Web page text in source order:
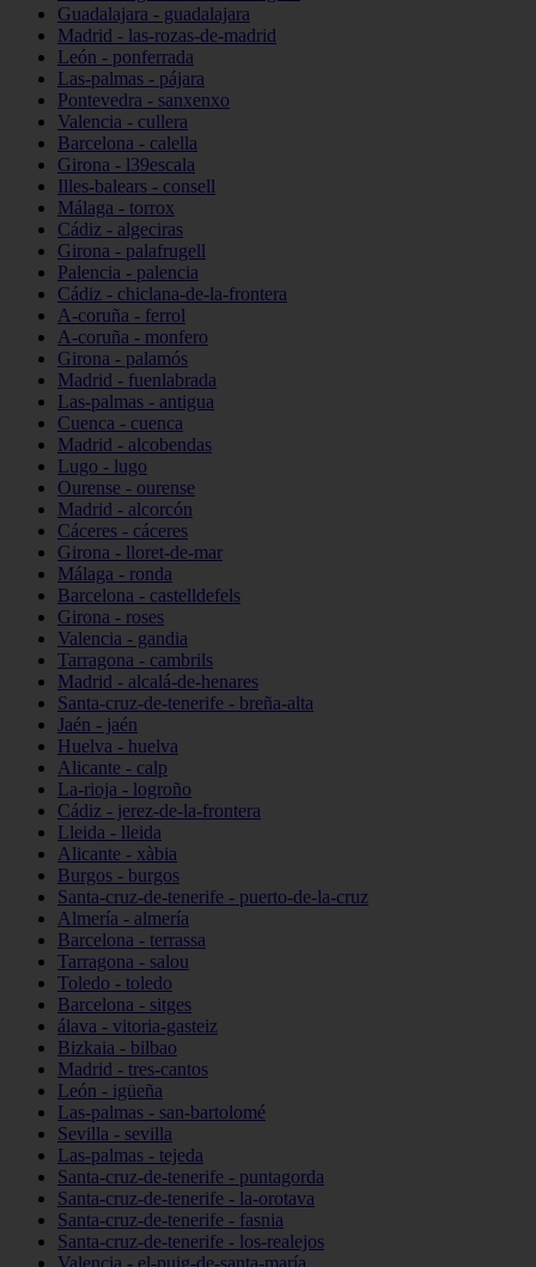
Guadalajara - guadalajara
Madrid - las-rozas-de-madrid
León - ponferrada
Las-palmas - pájara
Pontevedra - sanxenxo
Valencia - cullera
Barcelona - calella
Girona - l39escala
Illes-balears - consell
Málaga - torrox
Cádiz - algeciras
Girona - palafrugell
Palencia - palencia
Cádiz - chiclana-de-la-frontera
A-coruña - ferrol
A-coruña - monfero
Girona - palamós
Madrid - fuenlabrada
Las-palmas - antigua
Cuenca - cuenca
Madrid - alcobendas
Lugo - lugo
Ourense - ourense
Madrid - alcorcón
Cáceres - cáceres
Girona - lloret-de-mar
Málaga - ronda
Barcelona - castelldefels
Girona - roses
Valencia - gandia
Tarragona - cambrils
Madrid - alcalá-de-henares
Santa-cruz-de-tenerife - breña-alta
Jaén - jaén
Huelva - huelva
Alicante - calp
La-rioja - logroño
Cádiz - jerez-de-la-frontera
Lleida - lleida
Alicante - xàbia
Burgos - burgos
Santa-cruz-de-tenerife - puerto-de-la-cruz
Almería - almería
Barcelona - terrassa
Tarragona - salou
Toledo - toledo
Barcelona - sitges
álava - vitoria-gasteiz
Bizkaia - bilbao
Madrid - tres-cantos
León - igüeña
Las-palmas - san-bartolomé
Sevilla - sevilla
Las-palmas - tejeda
Santa-cruz-de-tenerife - puntagorda
Santa-cruz-de-tenerife - la-orotava
Santa-cruz-de-tenerife - fasnia
Santa-cruz-de-tenerife - los-realejos
Valencia - el-puig-de-santa-maría